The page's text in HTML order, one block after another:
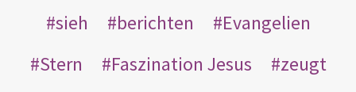
sieh
berichten
Evangelien
Stern
Faszination Jesus
zeugt